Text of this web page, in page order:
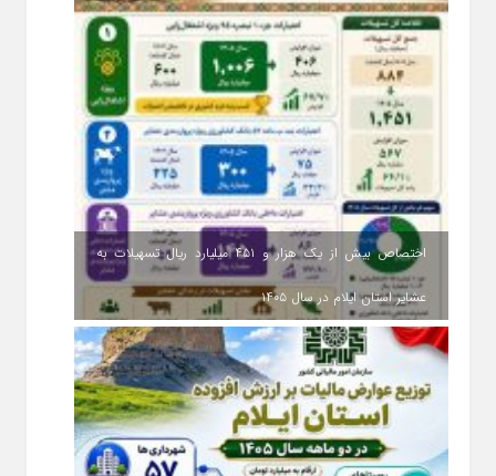
اختصاص بیش از یک هزار و ۴۵۱ میلیارد ریال تسهیلات به
عشایر استان ایلام در سال ۱۴۰۵